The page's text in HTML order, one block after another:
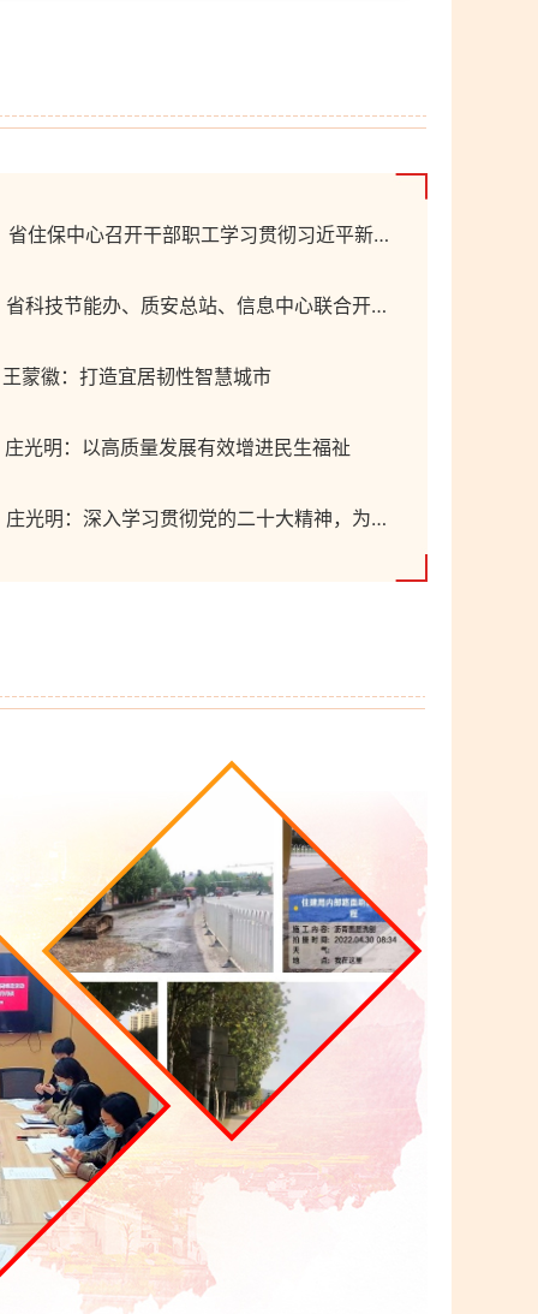
省住保中心召开干部职工学习贯彻习近平新时代中国特色社会主义思想主题教育读书班学习
省科技节能办、质安总站、信息中心联合开展深入学习贯彻党的二十大精神专题党课
王蒙徽：打造宜居韧性智慧城市
庄光明：以高质量发展有效增进民生福祉
庄光明：深入学习贯彻党的二十大精神，为湖北建设全国构建新发展格局先行区贡献住建力量